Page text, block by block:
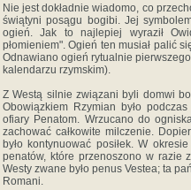
Nie jest dokładnie wiadomo, co
świątyni posągu bogibi. Jej
ogień. Jak to najlepiej wyraził
płomieniem". Ogień ten musiał palić
Odnawiano ogień rytualnie
kalendarzu rzymskim).
Z Westą silnie związani byli domwi
Obowiązkiem Rzymian było
ofiary Penatom. Wrzucano do
zachować całkowite milczenie.
było kontynuować posiłek. W
penatów, które przenoszono w razie
Westy zwane było penus Vestea; ta
Romani.